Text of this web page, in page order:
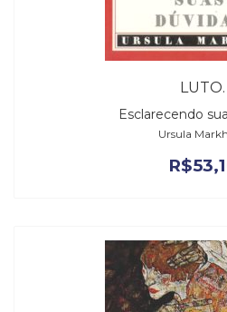
LUTO.
Esclarecendo
Ursula
R$